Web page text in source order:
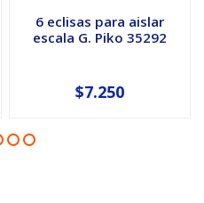
6 eclisas para aislar
escala G. Piko 35292
$7.250